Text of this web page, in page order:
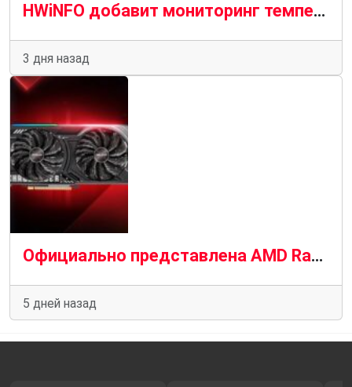
HWiNFO добавит мониторинг температуры VRAM на кристалле для графических процессоров AMD и Nvidia
3 дня назад
Официально представлена AMD Radeon RX 9050 со средними показателями в разрешении 1080p
5 дней назад